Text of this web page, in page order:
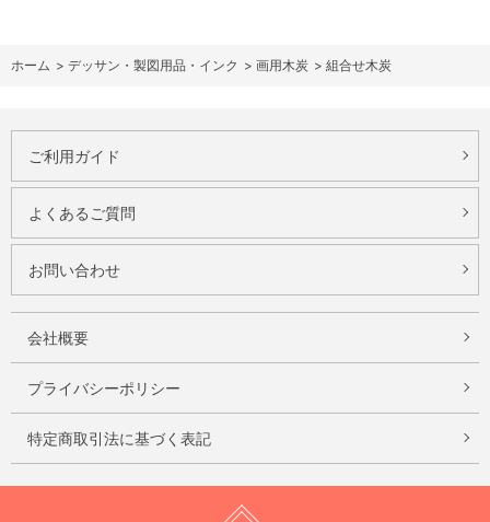
ホーム > デッサン・製図用品・インク > 画用木炭 > 組合せ木炭
ご利用ガイド
よくあるご質問
お問い合わせ
会社概要
プライバシーポリシー
特定商取引法に基づく表記